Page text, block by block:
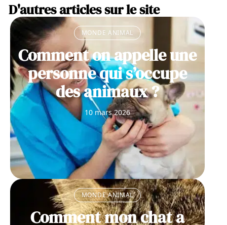
D'autres articles sur le site
MONDE ANIMAL
Comment on appelle une
personne qui s’occupe
des animaux ?
10 mars 2026
MONDE ANIMAL
Comment mon chat a